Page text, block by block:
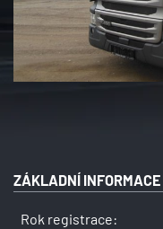
ZÁKLADNÍ INFORMACE
Rok registrace: